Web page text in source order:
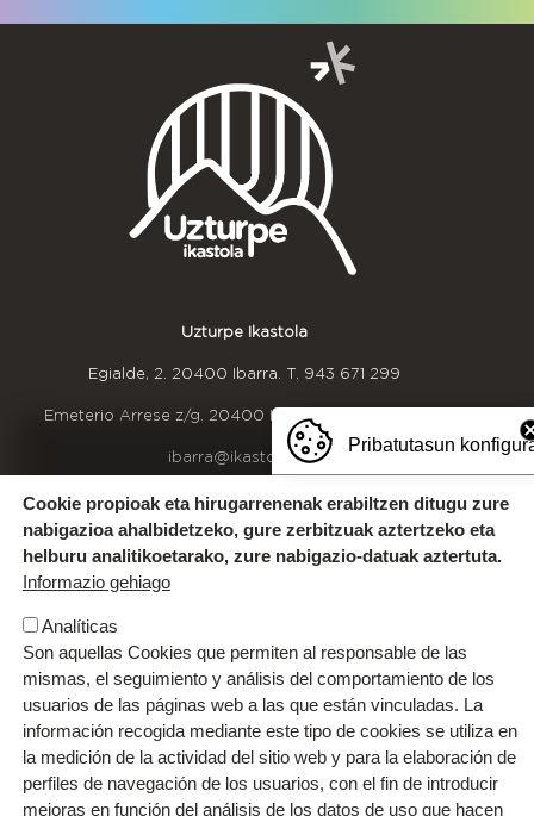
Visita de Jokin Artola el
apicultor, en Educación
Infantil
Esta semana, el alumnado de Educación Infantil ha
recibido la visita del apicultor Jokin Artola, quien les
ha acercado al fascinante mundo de las abejas.
Uzturpe Ikastola
Egialde, 2. 20400 Ibarra. T. 943 671 299
Emeterio Arrese z/g. 20400 Ibarra. T.
ibarra@ikastola.eus
OINEKO INFORMAZIOA
Bizikidetza taldearekin harremanetan jarri
(bizikidetza@uzturpe.eus)
Kexak eta iradokizunak
Pribatutasun
Cookie propioak eta hirugarrenenak erabiltzen ditugu zure
nabigazioa ahalbidetzeko, gure zerbitzuak aztertzeko eta
helburu analitikoetarako, zure nabigazio-datuak aztertuta.
Informazio gehiago
Analíticas
Son aquellas Cookies que permiten al responsable de las
mismas, el seguimiento y análisis del comportamiento de los
usuarios de las páginas web a las que están vinculadas. La
información recogida mediante este tipo de cookies se utiliza en
la medición de la actividad del sitio web y para la elaboración de
perfiles de navegación de los usuarios, con el fin de introducir
mejoras en función del análisis de los datos de uso que hacen